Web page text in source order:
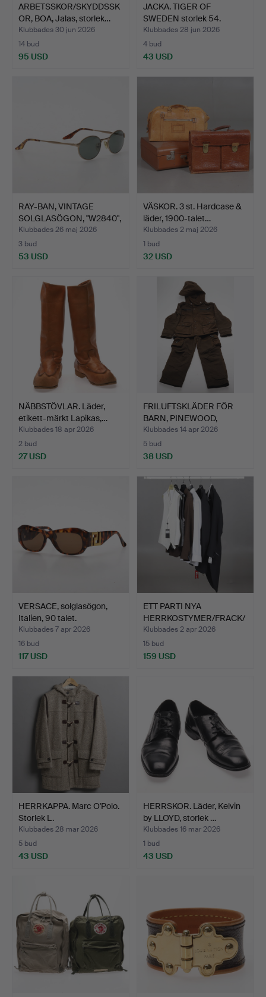
ARBETSSKOR/SKYDDSSK
OR, BOA, Jalas, storlek…
Klubbades 30 jun 2026
14 bud
95 USD
JACKA. TIGER OF
SWEDEN storlek 54.
Klubbades 28 jun 2026
4 bud
43 USD
RAY-BAN, VINTAGE
SOLGLASÖGON, "W2840",
199…
Klubbades 26 maj 2026
3 bud
53 USD
VÄSKOR. 3 st. Hardcase &
läder, 1900-talet…
Klubbades 2 maj 2026
1 bud
32 USD
NÄBBSTÖVLAR. Läder,
etikett-märkt Lapikas,…
Klubbades 18 apr 2026
2 bud
27 USD
FRILUFTSKLÄDER FÖR
BARN, PINEWOOD,
storlek…
Klubbades 14 apr 2026
5 bud
38 USD
VERSACE, solglasögon,
Italien, 90 talet.
Klubbades 7 apr 2026
16 bud
117 USD
ETT PARTI NYA
HERRKOSTYMER/FRACK/
BYXOR, J.…
Klubbades 2 apr 2026
15 bud
159 USD
HERRKAPPA. Marc O'Polo.
Storlek L.
Klubbades 28 mar 2026
5 bud
43 USD
HERRSKOR. Läder, Kelvin
by LLOYD, storlek …
Klubbades 16 mar 2026
1 bud
43 USD